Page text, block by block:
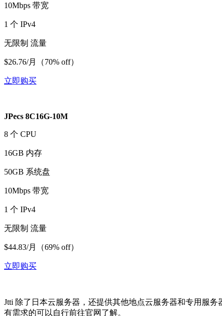
10Mbps 带宽
1 个 IPv4
无限制 流量
$26.76/月（70% off）
立即购买
JPecs 8C16G-10M
8 个 CPU
16GB 内存
50GB 系统盘
10Mbps 带宽
1 个 IPv4
无限制 流量
$44.83/月（69% off）
立即购买
Jtti 除了日本云服务器，还提供其他地点云服务器和专用服务
有需求的可以自行前往官网了解。